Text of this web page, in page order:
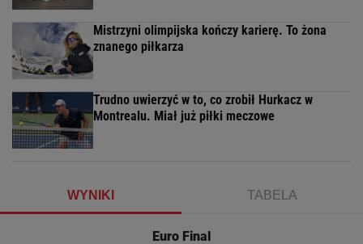
Mistrzyni olimpijska kończy karierę. To żona
znanego piłkarza
Trudno uwierzyć w to, co zrobił Hurkacz w
Montrealu. Miał już piłki meczowe
WYNIKI TABELA
Euro Final